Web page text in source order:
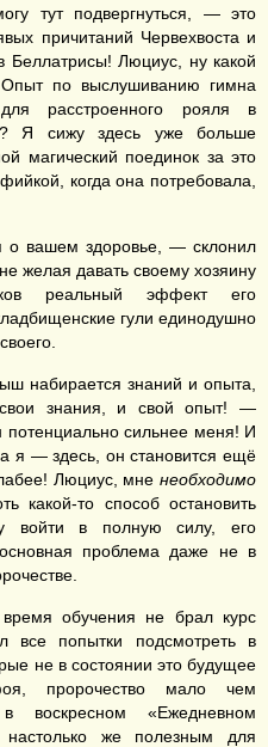
тут подвергнуться, — это
причитаний Червехвоста и
Беллатрисы! Люциус, ну какой
по выслушиванию гимна
расстроенного рояля в
Я сижу здесь уже больше
магический поединок за это
когда она потребовала,
о вашем здоровье, — склонил
желая давать своему хозяину
реальный эффект его
гули единодушно
набирается знаний и опыта,
знания, и свой опыт! —
сильнее меня! И
я — здесь, он становится ещё
Люциус, мне необходимо
какой-то способ остановить
войти в полную силу, его
проблема даже не в
обучения не брал курс
все попытки подсмотреть в
не в состоянии это будущее
пророчество мало чем
воскресном «Ежедневном
же полезным для